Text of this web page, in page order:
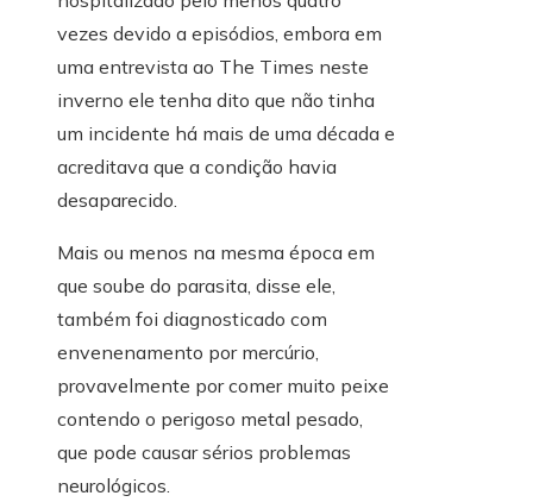
vezes devido a episódios, embora em
uma entrevista ao The Times neste
inverno ele tenha dito que não tinha
um incidente há mais de uma década e
acreditava que a condição havia
desaparecido.
Mais ou menos na mesma época em
que soube do parasita, disse ele,
também foi diagnosticado com
envenenamento por mercúrio,
provavelmente por comer muito peixe
contendo o perigoso metal pesado,
que pode causar sérios problemas
neurológicos.